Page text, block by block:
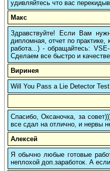
удивляйтесь что вас
Макс
Здравствуйте! Если Вам
дипломная, отчет по
работа...) - обращайтесь:
Сделаем все быстро и
Виринея
Will You Pass a Lie Detector
Спасибо, Оксаночка, за
все сдал на отлично, и нервы
Алексей
Я обычно любые готовые
неплохой доп.заработок. А